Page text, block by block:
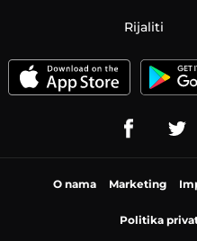
Rijaliti
O nama Marketing
Politika